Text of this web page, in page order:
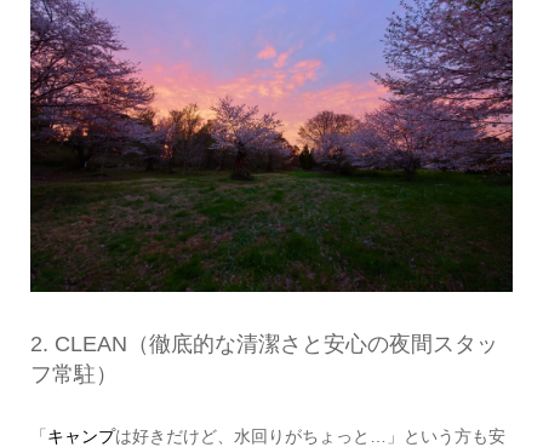
2. CLEAN（徹底的な清潔さと安心の夜間スタッ
フ常駐）
「 キャンプは好きだけど、水回りがちょっと…」という方も安